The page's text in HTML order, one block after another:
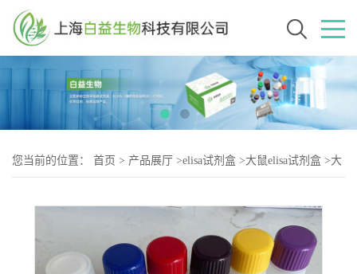
您当前的位置： 首页 > 产品展厅 >elisa试剂盒 >大鼠elisa试剂盒 >大